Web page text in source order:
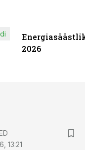
2026
13:21